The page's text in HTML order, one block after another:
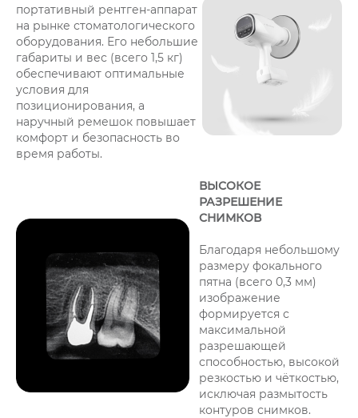
портативный рентген-аппарат
на рынке стоматологического
оборудования. Его небольшие
габариты и вес (всего 1,5 кг)
обеспечивают оптимальные
условия для
позиционирования, а
наручный ремешок повышает
комфорт и безопасность во
время работы.
ВЫСОКОЕ
РАЗРЕШЕНИЕ
СНИМКОВ
Благодаря небольшому
размеру фокального
пятна (всего 0,3 мм)
изображение
формируется с
максимальной
разрешающей
способностью, высокой
резкостью и чёткостью,
исключая размытость
контуров снимков.